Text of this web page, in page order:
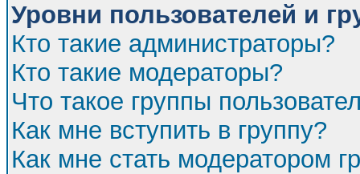
Уровни пользователей и
Кто такие администраторы?
Кто такие модераторы?
Что такое группы
Как мне вступить в группу?
Как мне стать модератором